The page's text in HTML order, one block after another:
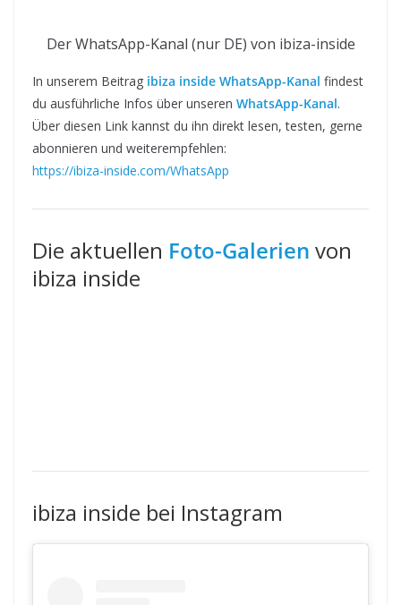
Der WhatsApp-Kanal (nur DE) von ibiza-inside
In unserem Beitrag ibiza inside WhatsApp-Kanal findest
du ausführliche Infos über unseren WhatsApp-Kanal.
Über diesen Link kannst du ihn direkt lesen, testen, gerne
abonnieren und weiterempfehlen:
https://ibiza-inside.com/WhatsApp
Die aktuellen Foto-Galerien von
ibiza inside
ibiza inside bei Instagram